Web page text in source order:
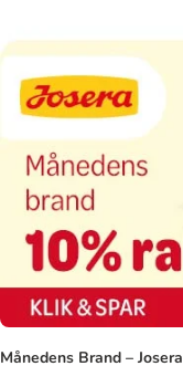
Månedens Brand – Josera